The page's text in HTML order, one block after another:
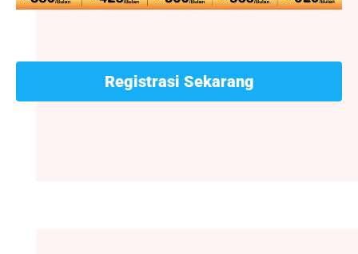
Registrasi Sekarang